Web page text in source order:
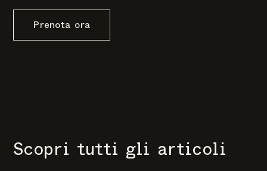
Prenota ora
Scopri tutti gli articoli